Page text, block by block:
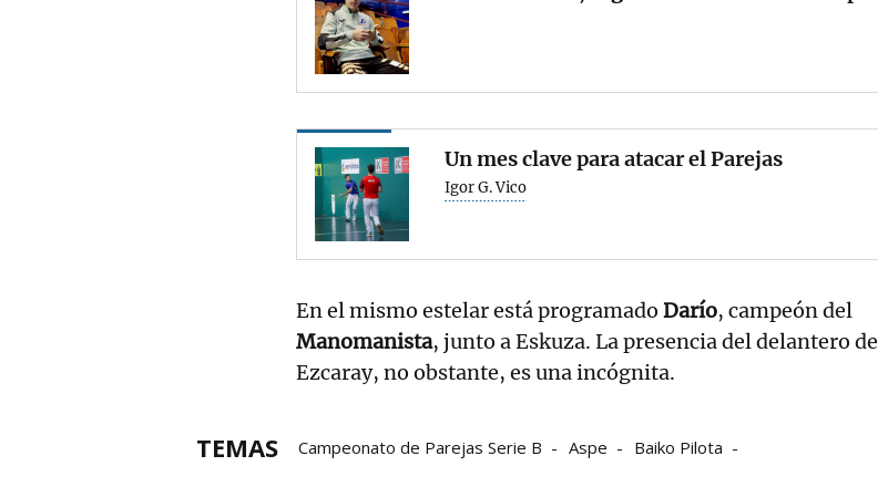
Un mes clave para atacar el Parejas
Igor G. Vico
En el mismo estelar está programado Darío, campeón del
Manomanista, junto a Eskuza. La presencia del delantero de
Ezcaray, no obstante, es una incógnita.
TEMAS Campeonato de Parejas Serie B Aspe
Baiko Pilota